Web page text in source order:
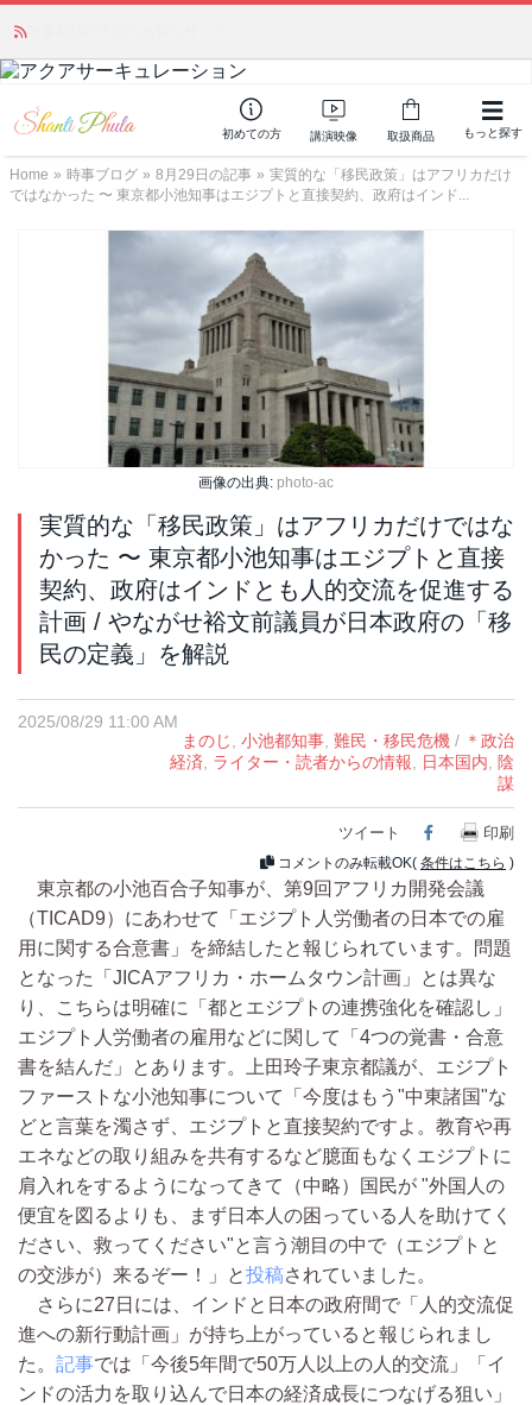
初めての方 講演映像 取扱商品 もっと探す
Home » 時事ブログ » 8月29日の記事 » 実質的な「移民政策」はアフリカだけ
ではなかった 〜 東京都小池知事はエジプトと直接契約、政府はインド...
画像の出典: photo-ac
実質的な「移民政策」はアフリカだけではな
かった 〜 東京都小池知事はエジプトと直接
契約、政府はインドとも人的交流を促進する
計画 / やながせ裕文前議員が日本政府の「移
民の定義」を解説
2025/08/29 11:00 AM
まのじ, 小池都知事, 難民・移民危機 / ＊政治
経済, ライター・読者からの情報, 日本国内, 陰
謀
ツイート Facebook
印刷
コメントのみ転載OK( 条件はこちら )
東京都の小池百合子知事が、第9回アフリカ開発会議
（TICAD9）にあわせて「エジプト人労働者の日本での雇
用に関する合意書」を締結したと報じられています。問題
となった「JICAアフリカ・ホームタウン計画」とは異な
り、こちらは明確に「都とエジプトの連携強化を確認し」
エジプト人労働者の雇用などに関して「4つの覚書・合意
書を結んだ」とあります。上田玲子東京都議が、エジプト
ファーストな小池知事について「今度はもう"中東諸国"な
どと言葉を濁さず、エジプトと直接契約ですよ。教育や再
エネなどの取り組みを共有するなど臆面もなくエジプトに
肩入れをするようになってきて
（中略）
国民が "外国人の
便宜を図るよりも、まず日本人の困っている人を助けてく
ださい、救ってください"と言う潮目の中で（エジプトと
の交渉が）来るぞー！」と投稿されていました。
さらに27日には、インドと日本の政府間で「人的交流促
進への新行動計画」が持ち上がっていると報じられまし
た。 記事では「今後5年間で50万人以上の人的交流」「イ
ンドの活力を取り込んで日本の経済成長につなげる狙い」